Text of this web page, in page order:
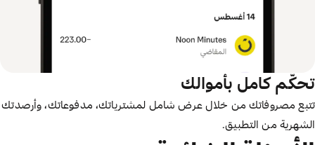
تحكّم كامل بأموالك
تتبع مصروفاتك من خلال عرض شامل لمشترياتك، مدفوعاتك، وأرصدتك
الشهرية من التطبيق.